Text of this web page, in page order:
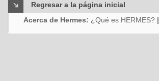
Regresar a la página inicial
Acerca de Hermes: ¿Qué es HERMES? |